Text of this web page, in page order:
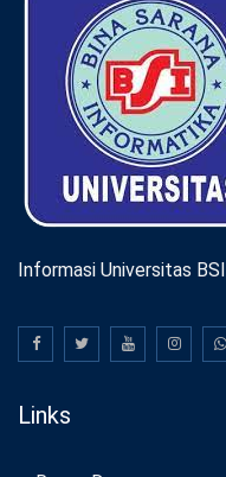
Informasi Universitas BSI
Links